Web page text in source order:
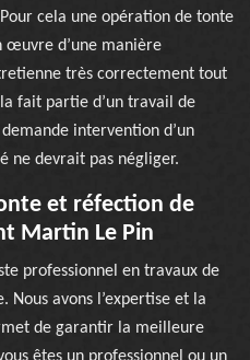
cela une opération de tonte
œuvre d’une manière
très correctement tout
fait partie d’un travail de
intervention d’un
ne devrait pas négliger.
et réfection de
Martin Le Pin
professionnel en travaux de
avons l’expertise et la
de garantir la meilleure